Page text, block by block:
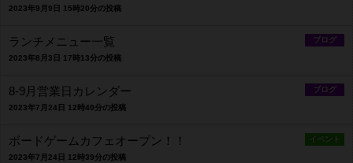
2023年9月9日 15時20分の投稿
ブログ
ランチメニュー一覧
2023年8月3日 17時13分の投稿
ブログ
8-9月営業日カレンダー
2023年7月24日 12時40分の投稿
イベント
ボードゲームカフェオープン！！
2023年7月24日 12時39分の投稿